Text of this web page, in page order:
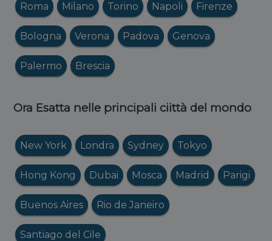
Roma Milano Torino Napoli Firenze
Bologna Verona Padova Genova
Palermo Brescia
Ora Esatta nelle principali ciittà del mondo
New York Londra Sydney Tokyo
Hong Kong Dubai Mosca Madrid Parigi
Buenos Aires Rio de Janeiro
Santiago del Cile